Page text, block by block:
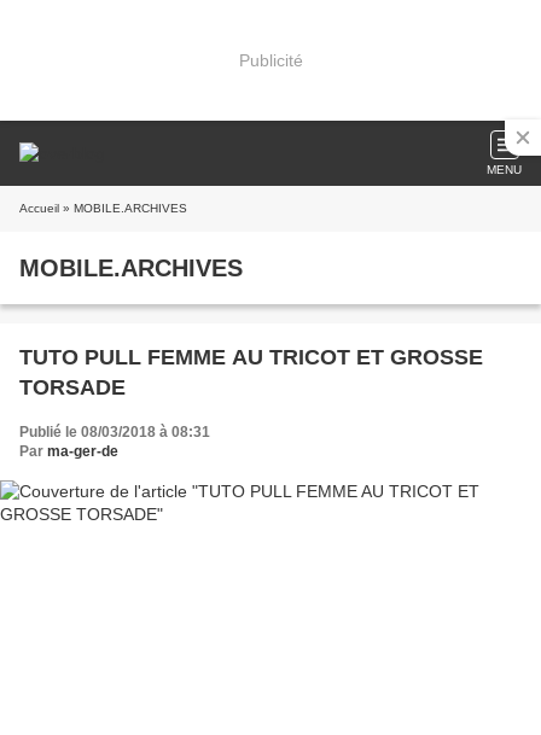
Publicité
MENU
Accueil » MOBILE.ARCHIVES
MOBILE.ARCHIVES
TUTO PULL FEMME AU TRICOT ET GROSSE
TORSADE
Publié le 08/03/2018 à 08:31
Par ma-ger-de